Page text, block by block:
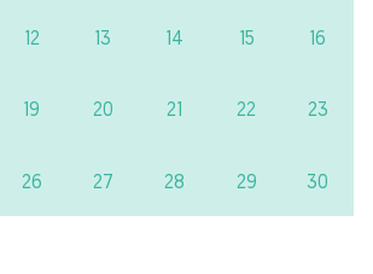
12 13 14 15 16
19 20 21 22 23
26 27 28 29 30